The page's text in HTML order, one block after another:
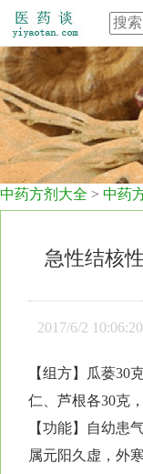
中药方剂大全 > 中药
急性结核
2017/6/2
【组方】瓜蒌30
仁、芦根各30克
【功能】自幼患
属元阳久虚，外